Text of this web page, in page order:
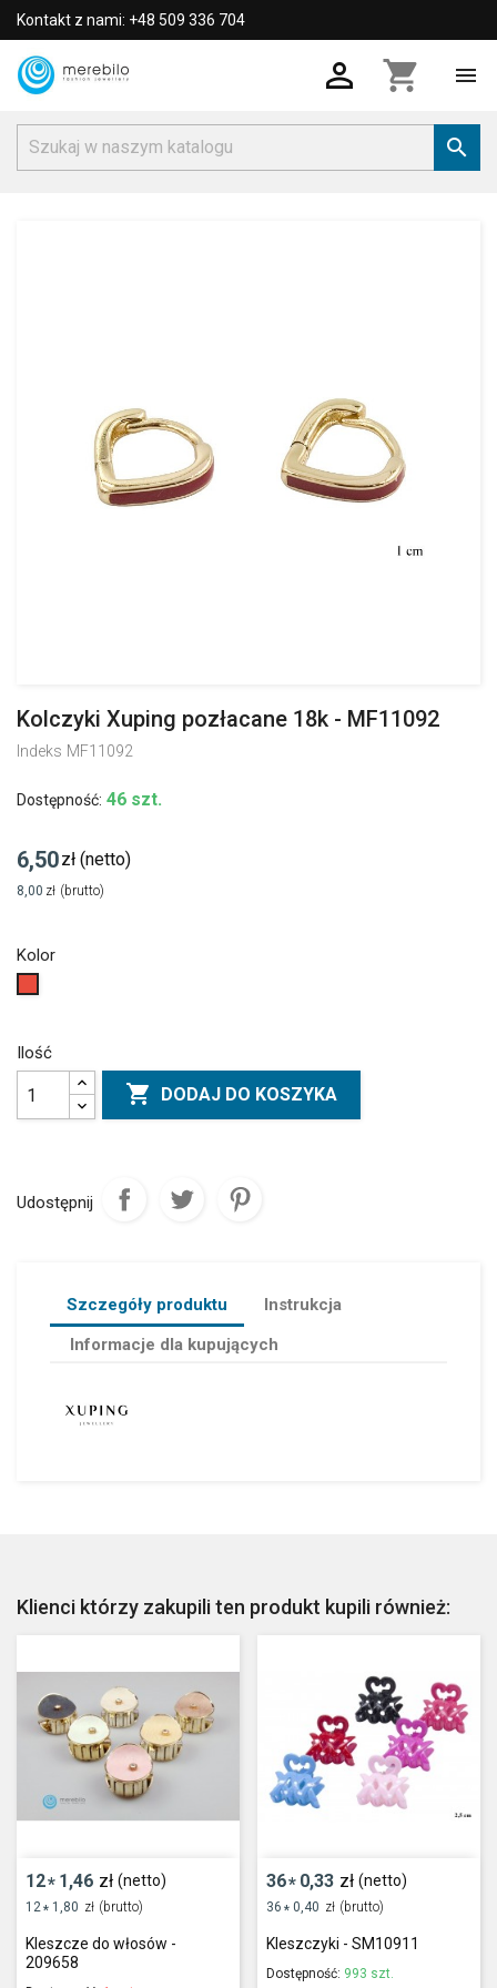
Kontakt z nami: +48 509 336 704
 shopping_cart 

Kolczyki Xuping pozłacane 18k - MF11092
Indeks MF11092
Dostępność: 46 szt.
6,50zł (netto)
8,00 zł (brutto)
Kolor
Ilość
 DODAJ DO KOSZYKA
Udostępnij
Szczegóły produktu
Instrukcja
Informacje dla kupujących
Klienci którzy zakupili ten produkt kupili również:
12* 1,46 zł (netto)
12* 1,80 zł (brutto)
Kleszcze do włosów -
209658
36* 0,33 zł (netto)
36 * 0,40 zł (brutto)
Kleszczyki - SM10911
Dostępność: 993 szt.